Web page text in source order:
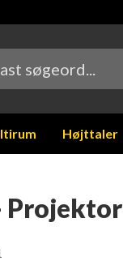
Højttaler
Projektor